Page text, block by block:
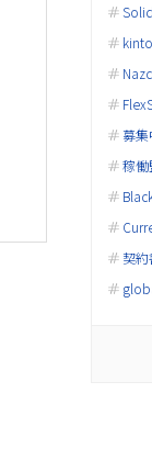
募集
稼働
契